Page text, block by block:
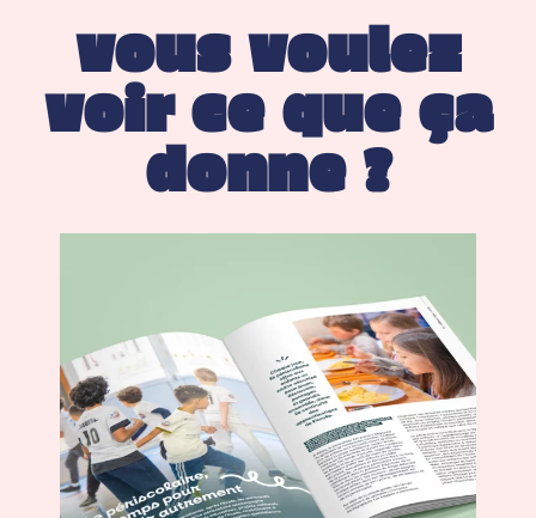
vous voulez
voir ce que ça
donne ?